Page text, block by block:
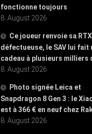
fonctionne toujours
8. August 2026
Ce joueur renvoie sa
défectueuse, le SAV lui fait
cadeau à plusieurs milliers
8. August 2026
Photo signée Leica et
Snapdragon 8 Gen 3 : le
est à 366 € en neuf chez
8. August 2026